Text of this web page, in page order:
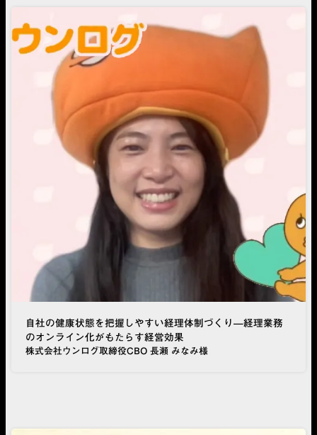
自社の健康状態を把握しやすい経理体制づくり—経理業務
のオンライン化がもたらす経営効果
株式会社ウンログ取締役CBO 長瀬 みなみ様